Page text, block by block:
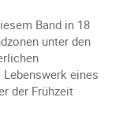
Band in 18
unter den
eines
der Frühzeit